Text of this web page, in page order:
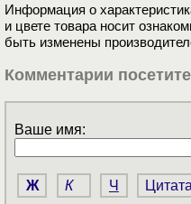
Информация о
и цвете товара носит
быть изменены
Комментарии
Ваше имя:
Ж К Ч Цитата